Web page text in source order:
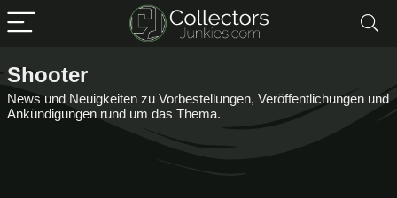
Shooter
News und Neuigkeiten zu Vorbestellungen, Veröffentlichungen und
Ankündigungen rund um das Thema.